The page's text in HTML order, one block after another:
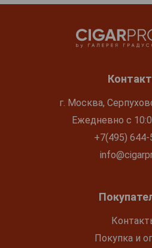
г. Москва,
Ежедневно с
+7(495) 644-
Покупка и